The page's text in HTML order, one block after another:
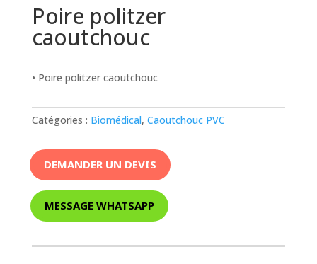
Poire politzer
caoutchouc
• Poire politzer caoutchouc
Catégories : Biomédical, Caoutchouc PVC
DEMANDER UN DEVIS
MESSAGE WHATSAPP